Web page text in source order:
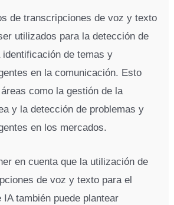
de transcripciones de voz y texto
utilizados para la detección de
de temas y
en la comunicación. Esto
como la gestión de la
y la detección de problemas y
en los mercados.
en cuenta que la utilización de
de voz y texto para el
IA también puede plantear